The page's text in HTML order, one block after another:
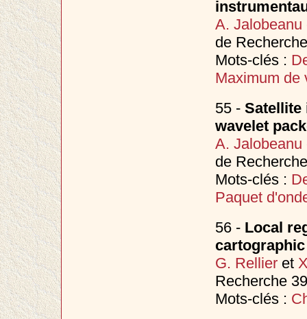
A. Jalobeanu
de
Mots-clés :
Maximum de
55 - Satellite
wavelet
A. Jalobeanu
de
Mots-clés :
Paquet
56 - Local
cartographic
G. Rellieret
Recherche
Mots-clés :